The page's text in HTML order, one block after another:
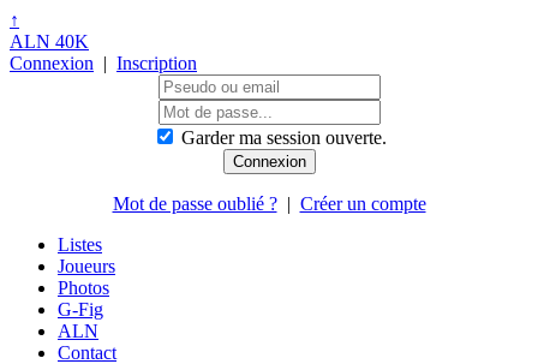
↑
ALN 40K
Connexion | Inscription
Garder ma session ouverte.
Mot de passe oublié ?| Créer un compte
Listes
Joueurs
Photos
G-Fig
ALN
Contact